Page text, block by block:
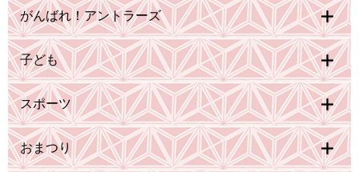
がんばれ！アントラーズ
子ども
スポーツ
おまつり